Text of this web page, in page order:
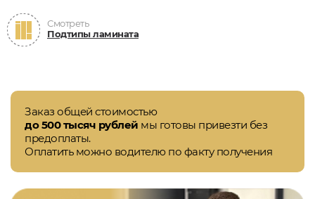
Смотреть
Подтипы ламината
Заказ общей стоимостью
до 500 тысяч рублей мы готовы привезти без
предоплаты.
Оплатить можно водителю по факту получения